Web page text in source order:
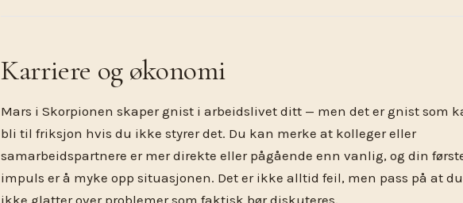
Karriere og økonomi
Mars i Skorpionen skaper gnist i arbeidslivet ditt — men det er gnist som
bli til friksjon hvis du ikke styrer det. Du kan merke at kolleger eller
samarbeidspartnere er mer direkte eller pågående enn vanlig, og din
impuls er å myke opp situasjonen. Det er ikke alltid feil, men pass på at du
ikke glatter over problemer som faktisk bør diskuteres.